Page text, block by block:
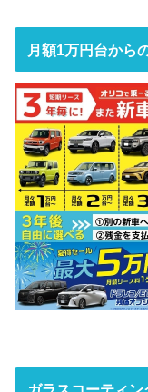
月額1万円台から